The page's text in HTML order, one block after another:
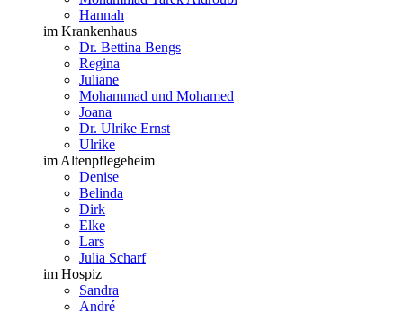
Hannah
im Krankenhaus
Dr. Bettina Bengs
Regina
Juliane
Mohammad und Mohamed
Joana
Dr. Ulrike Ernst
Ulrike
im Altenpflegeheim
Denise
Belinda
Dirk
Elke
Lars
Julia Scharf
im Hospiz
Sandra
André